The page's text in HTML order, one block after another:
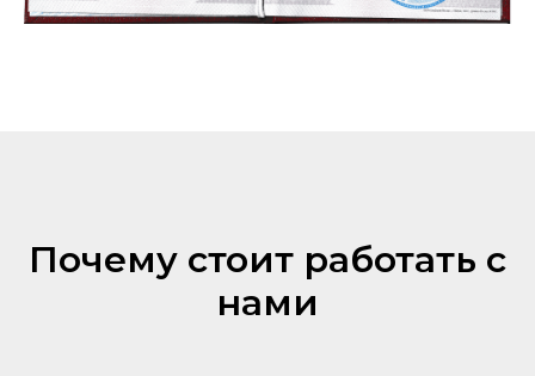
Почему стоит работать с
нами